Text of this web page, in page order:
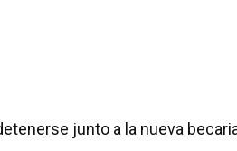
junto a la nueva